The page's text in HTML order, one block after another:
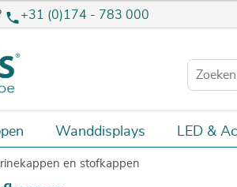
+31 (0)174 - 783 000
Wanddisplays LED &
en stofkappen